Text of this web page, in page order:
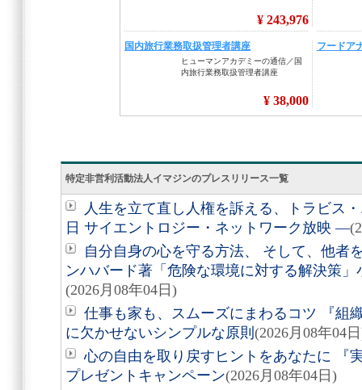
特定非営利活動法人イマジンのプレスリリース一覧
人生を立て直し人権を訴える、トラビス
日 サイエントロジー・ネットワーク放映 ―
自分自身の心を守る方法、 そして、他者
ンハバード著「危険な環境に対する解決策
(2026月08年04日)
仕事も家も、スムーズにまわるコツ 『
に欠かせないシンプルな原則 (2026月08年04
心の自由を取り戻すヒントをあなたに 『
プレゼントキャンペーン(2026月08年04日)